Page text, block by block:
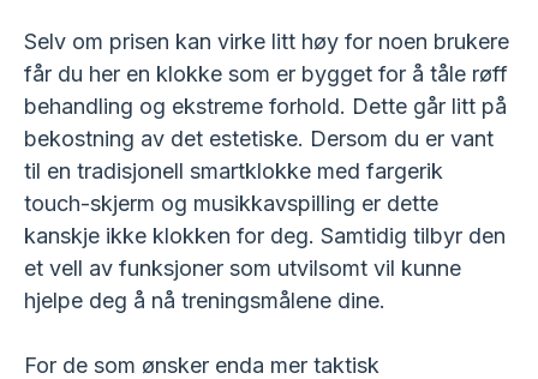
Selv om prisen kan virke litt høy for noen brukere
får du her en klokke som er bygget for å tåle røff
behandling og ekstreme forhold. Dette går litt på
bekostning av det estetiske. Dersom du er vant
til en tradisjonell smartklokke med fargerik
touch-skjerm og musikkavspilling er dette
kanskje ikke klokken for deg. Samtidig tilbyr den
et vell av funksjoner som utvilsomt vil kunne
hjelpe deg å nå treningsmålene dine.
For de som ønsker enda mer taktisk